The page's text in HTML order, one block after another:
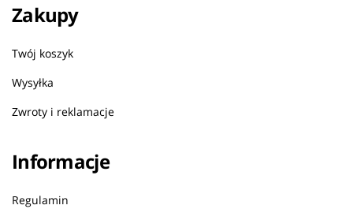
Zakupy
Twój koszyk
Wysyłka
Zwroty i reklamacje
Informacje
Regulamin